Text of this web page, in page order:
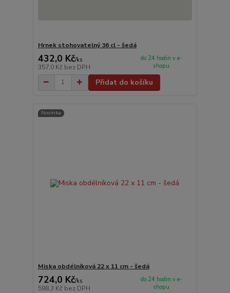
Hrnek stohovatelný 36 cl - šedá
432,0 Kč/ks
357,0 Kč bez DPH
do 24 hodin v e-
shopu
Přidat do košíku
Novinka
Miska obdélníková 22 x 11 cm - šedá
724,0 Kč/ks
598,3 Kč bez DPH
do 24 hodin v e-
shopu